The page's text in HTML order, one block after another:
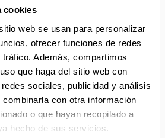
cookies
web se usan para personalizar
ofrecer funciones de redes
Además, compartimos
que haga del sitio web con
sociales, publicidad y análisis
con otra información
o que hayan recopilado a
hecho de sus servicios.
y Melilla.
del 10 al 21 de agosto.
el día 24 de agosto para productos
48 horas.
con distinto plazo de entrega, el
está completo.
24 horas serán servidos a
en cada producto según fábrica.